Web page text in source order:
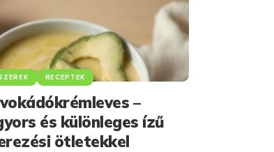
RECEPTEK
–
és különleges ízű
ötletekkel